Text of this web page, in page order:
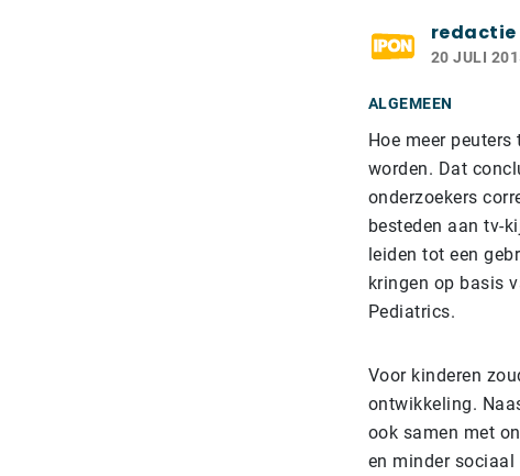
redactie
20 JULI
ALGEMEEN
Hoe meer
worden. Dat
onderzoekers
besteden aan tv-
leiden tot een
kringen op basis
Pediatrics.
Voor kinderen
ontwikkeling.
ook samen met
en minder